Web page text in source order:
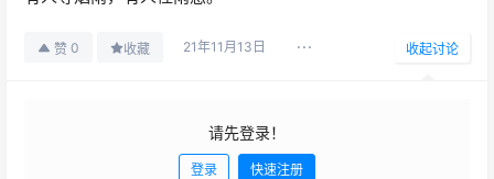
赞 0 收藏 21年11月13日 收起讨论
请先登录！
登录 快速注册